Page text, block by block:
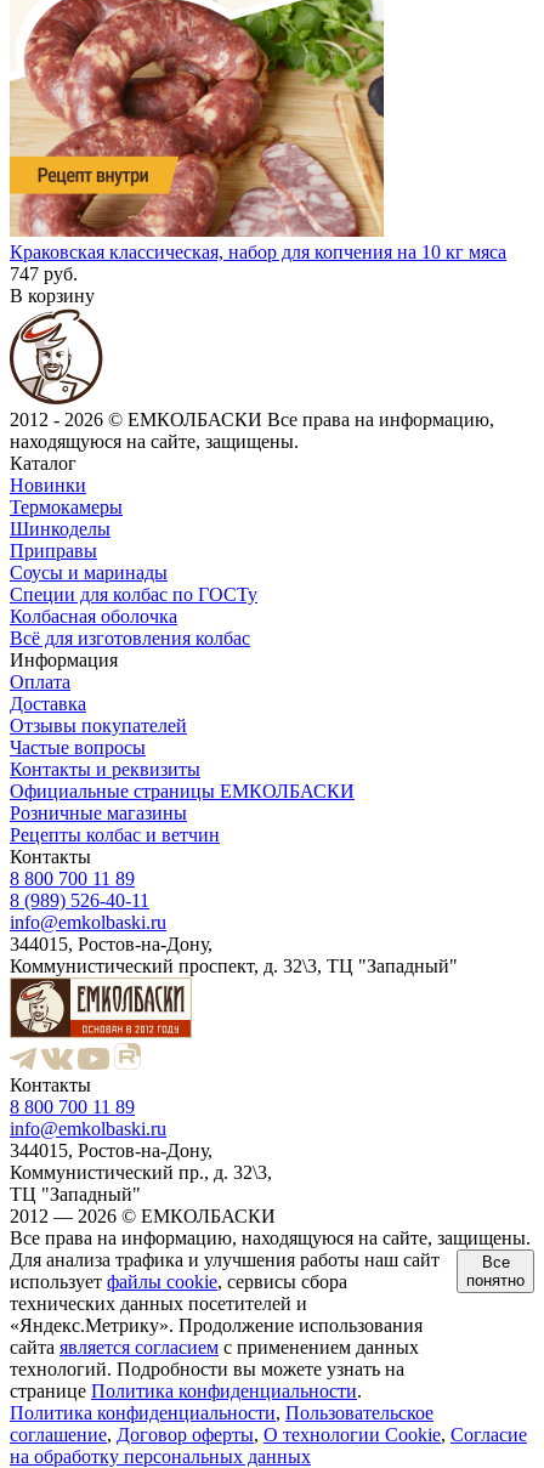
Краковская классическая, набор для копчения на 10 кг мяса
747 руб.
В корзину
2012 - 2026 © ЕМКОЛБАСКИ Все права на информацию,
находящуюся на сайте, защищены.
Каталог
Новинки
Термокамеры
Шинкоделы
Приправы
Соусы и маринады
Специи для колбас по ГОСТу
Колбасная оболочка
Всё для изготовления колбас
Информация
Оплата
Доставка
Отзывы покупателей
Частые вопросы
Контакты и реквизиты
Официальные страницы ЕМКОЛБАСКИ
Розничные магазины
Рецепты колбас и ветчин
Контакты
8 800 700 11 89
8 (989) 526-40-11
info@emkolbaski.ru
344015, Ростов-на-Дону,
Коммунистический проспект, д. 32\3, ТЦ "Западный"
Контакты
8 800 700 11 89
info@emkolbaski.ru
344015, Ростов-на-Дону,
Коммунистический пр., д. 32\3,
ТЦ "Западный"
2012 — 2026 © ЕМКОЛБАСКИ
Все права на информацию, находящуюся на сайте, защищены.
Для анализа трафика и улучшения работы наш сайт
использует файлы cookie, сервисы сбора
технических данных посетителей и
«Яндекс.Метрику». Продолжение использования
сайта является согласием с применением данных
технологий. Подробности вы можете узнать на
странице Политика конфиденциальности.
Все
понятно
Политика конфиденциальности, Пользовательское
соглашение, Договор оферты, О технологии Cookie, Согласие
на обработку персональных данных